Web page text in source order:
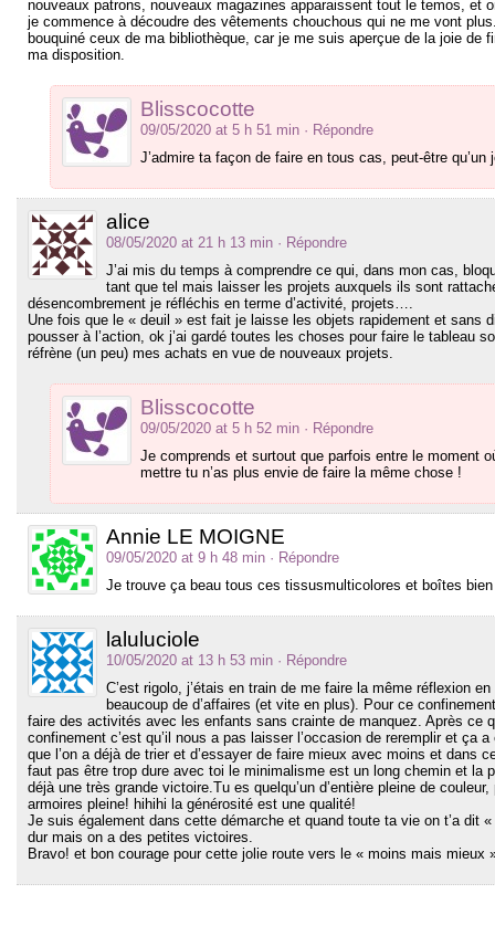
nouveaux patrons, nouveaux magazines apparaissent tout le temos, et
je commence à découdre des vêtements chouchous qui ne me vont
bouquiné ceux de ma bibliothèque, car je me suis aperçue de la joie de
ma disposition.
Blisscocotte
09/05/2020 at 5 h 51 min · Répondre
J’admire ta façon de faire en tous cas, peut-être qu’un
alice
08/05/2020 at 21 h 13 min · Répondre
J’ai mis du temps à comprendre ce qui, dans mon cas,
tant que tel mais laisser les projets auxquels ils sont
désencombrement je réfléchis en terme d’activité, projets….
Une fois que le « deuil » est fait je laisse les objets rapidement et sans
pousser à l’action, ok j’ai gardé toutes les choses pour faire le tableau
réfrène (un peu) mes achats en vue de nouveaux projets.
Blisscocotte
09/05/2020 at 5 h 52 min · Répondre
Je comprends et surtout que parfois entre le moment
mettre tu n’as plus envie de faire la même chose !
Annie LE MOIGNE
09/05/2020 at 9 h 48 min · Répondre
Je trouve ça beau tous ces tissusmulticolores et boîtes
laluluciole
10/05/2020 at 13 h 53 min · Répondre
C’est rigolo, j’étais en train de me faire la même réflexion
beaucoup de d’affaires (et vite en plus). Pour ce
faire des activités avec les enfants sans crainte de manquez. Après ce
confinement c’est qu’il nous a pas laisser l’occasion de reremplir et ça
que l’on a déjà de trier et d’essayer de faire mieux avec moins et dans
faut pas être trop dure avec toi le minimalisme est un long chemin et la
déjà une très grande victoire.Tu es quelqu’un d’entière pleine de
armoires pleine! hihihi la générosité est une qualité!
Je suis également dans cette démarche et quand toute ta vie on t’a dit
dur mais on a des petites victoires.
Bravo! et bon courage pour cette jolie route vers le « moins mais mieux